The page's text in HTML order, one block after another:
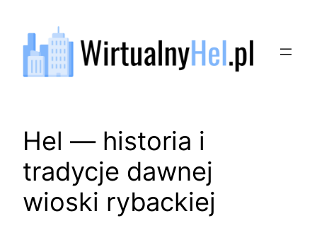
treści
Hel — historia i
tradycje dawnej
wioski rybackiej